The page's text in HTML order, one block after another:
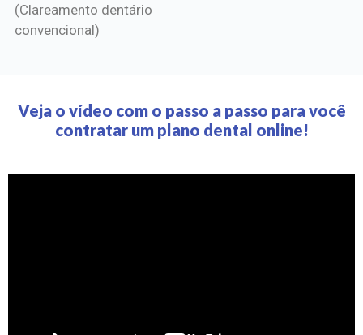
(Clareamento dentário
convencional)
Veja o vídeo com o passo a passo para você
contratar um plano dental online!